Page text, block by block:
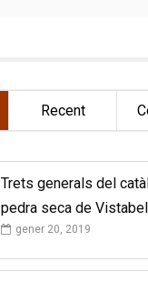
Recent
Trets generals del
pedra seca de
gener 20, 2019